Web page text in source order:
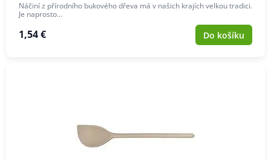
Náčiní z přírodního bukového dřeva má v našich krajích velkou tradici.
Je naprosto…
1,54 € Do košíku